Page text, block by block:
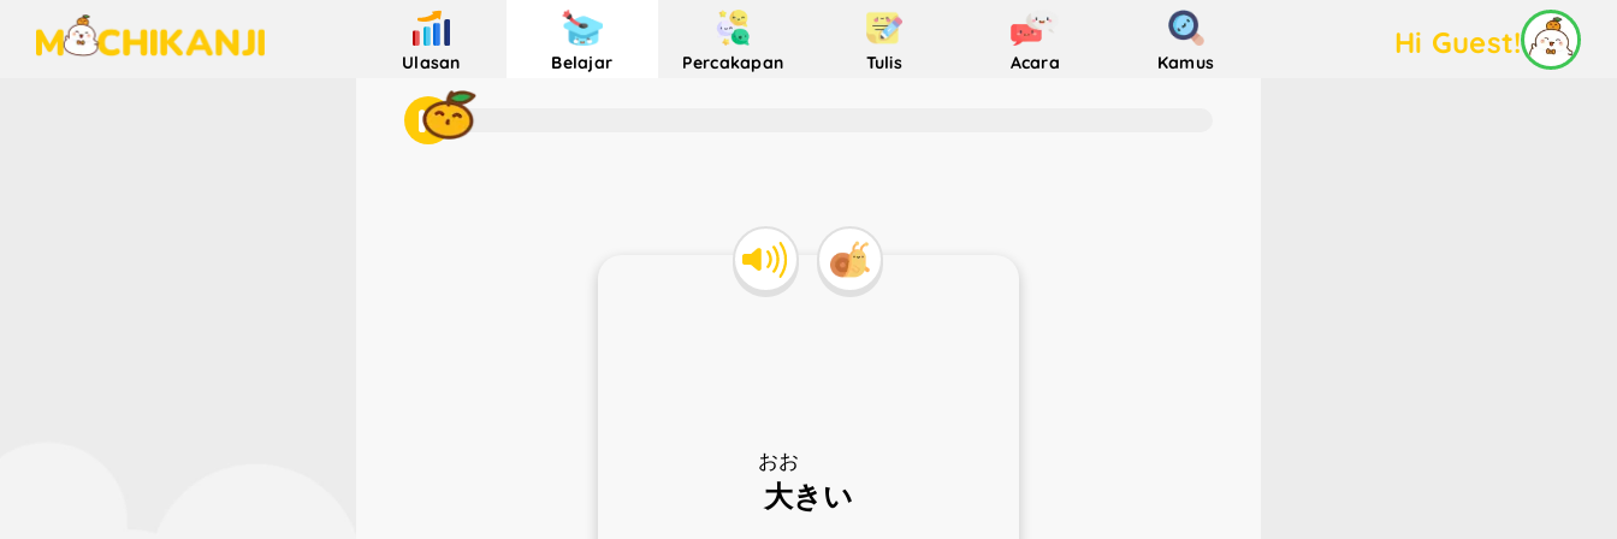
Ulasan Belajar Percakapan Tulis Acara Kamus
Hi Guest!
大
おお
きい